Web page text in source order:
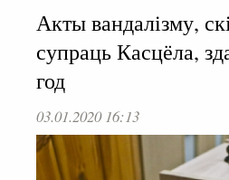
Акты вандалізму,
супраць Касцёла,
год
03.01.2020 16:13